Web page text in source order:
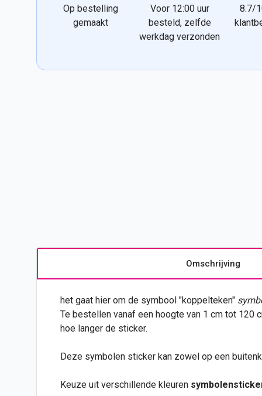
Op bestelling
gemaakt
Voor 12:00 uur
besteld, zelfde
werkdag verzonden
8.7/
Omschrijving
het gaat hier om de symbool "koppelteken"
Te bestellen vanaf een hoogte van 1 cm tot 120
hoe langer de sticker.
Deze symbolen sticker kan zowel op een
Keuze uit verschillende kleuren